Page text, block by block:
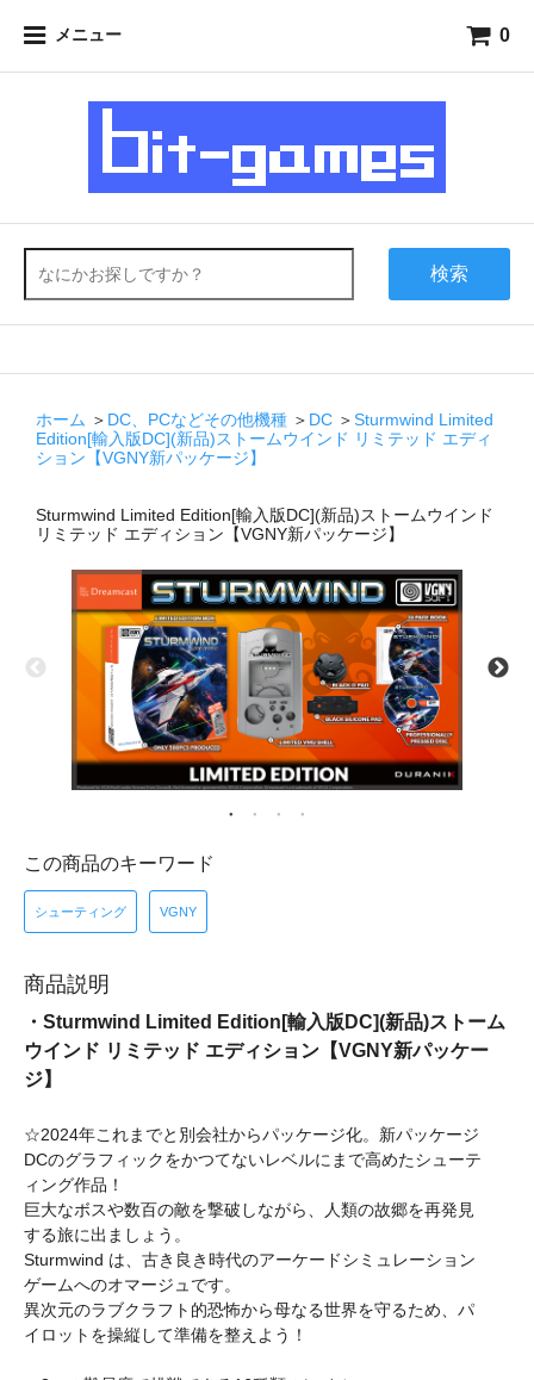
メニュー 0
検索
ホーム ＞ DC、PCなどその他機種 ＞ DC ＞Sturmwind Limited
Edition[輸入版DC](新品)ストームウインド リミテッド エディ
ション【VGNY新パッケージ】
Sturmwind Limited Edition[輸入版DC](新品)ストームウインド
リミテッド エディション【VGNY新パッケージ】
この商品のキーワード
シューティング VGNY
商品説明
・Sturmwind Limited Edition[輸入版DC](新品)ストーム
ウインド リミテッド エディション【VGNY新パッケー
ジ】
☆2024年これまでと別会社からパッケージ化。新パッケージ
DCのグラフィックをかつてないレベルにまで高めたシューテ
ィング作品！
巨大なボスや数百の敵を撃破しながら、人類の故郷を再発見
する旅に出ましょう。
Sturmwind は、古き良き時代のアーケードシミュレーション
ゲームへのオマージュです。
異次元のラブクラフト的恐怖から母なる世界を守るため、パ
イロットを操縦して準備を整えよう！